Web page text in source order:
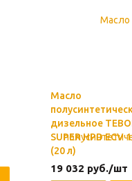
Масло
дизельное
SUPER HPD ECV
(20 л)
19 032 руб./шт